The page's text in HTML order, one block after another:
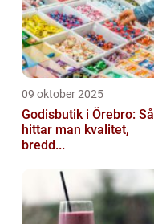
09 oktober 2025
Godisbutik i Örebro: Så
hittar man kvalitet,
bredd...